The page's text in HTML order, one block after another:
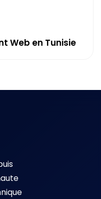
Web en Tunisie